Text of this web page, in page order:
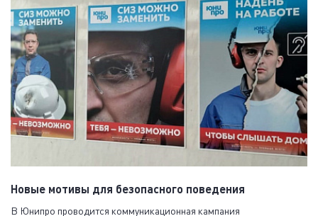
Новые мотивы для безопасного поведения
В Юнипро проводится коммуникационная кампания